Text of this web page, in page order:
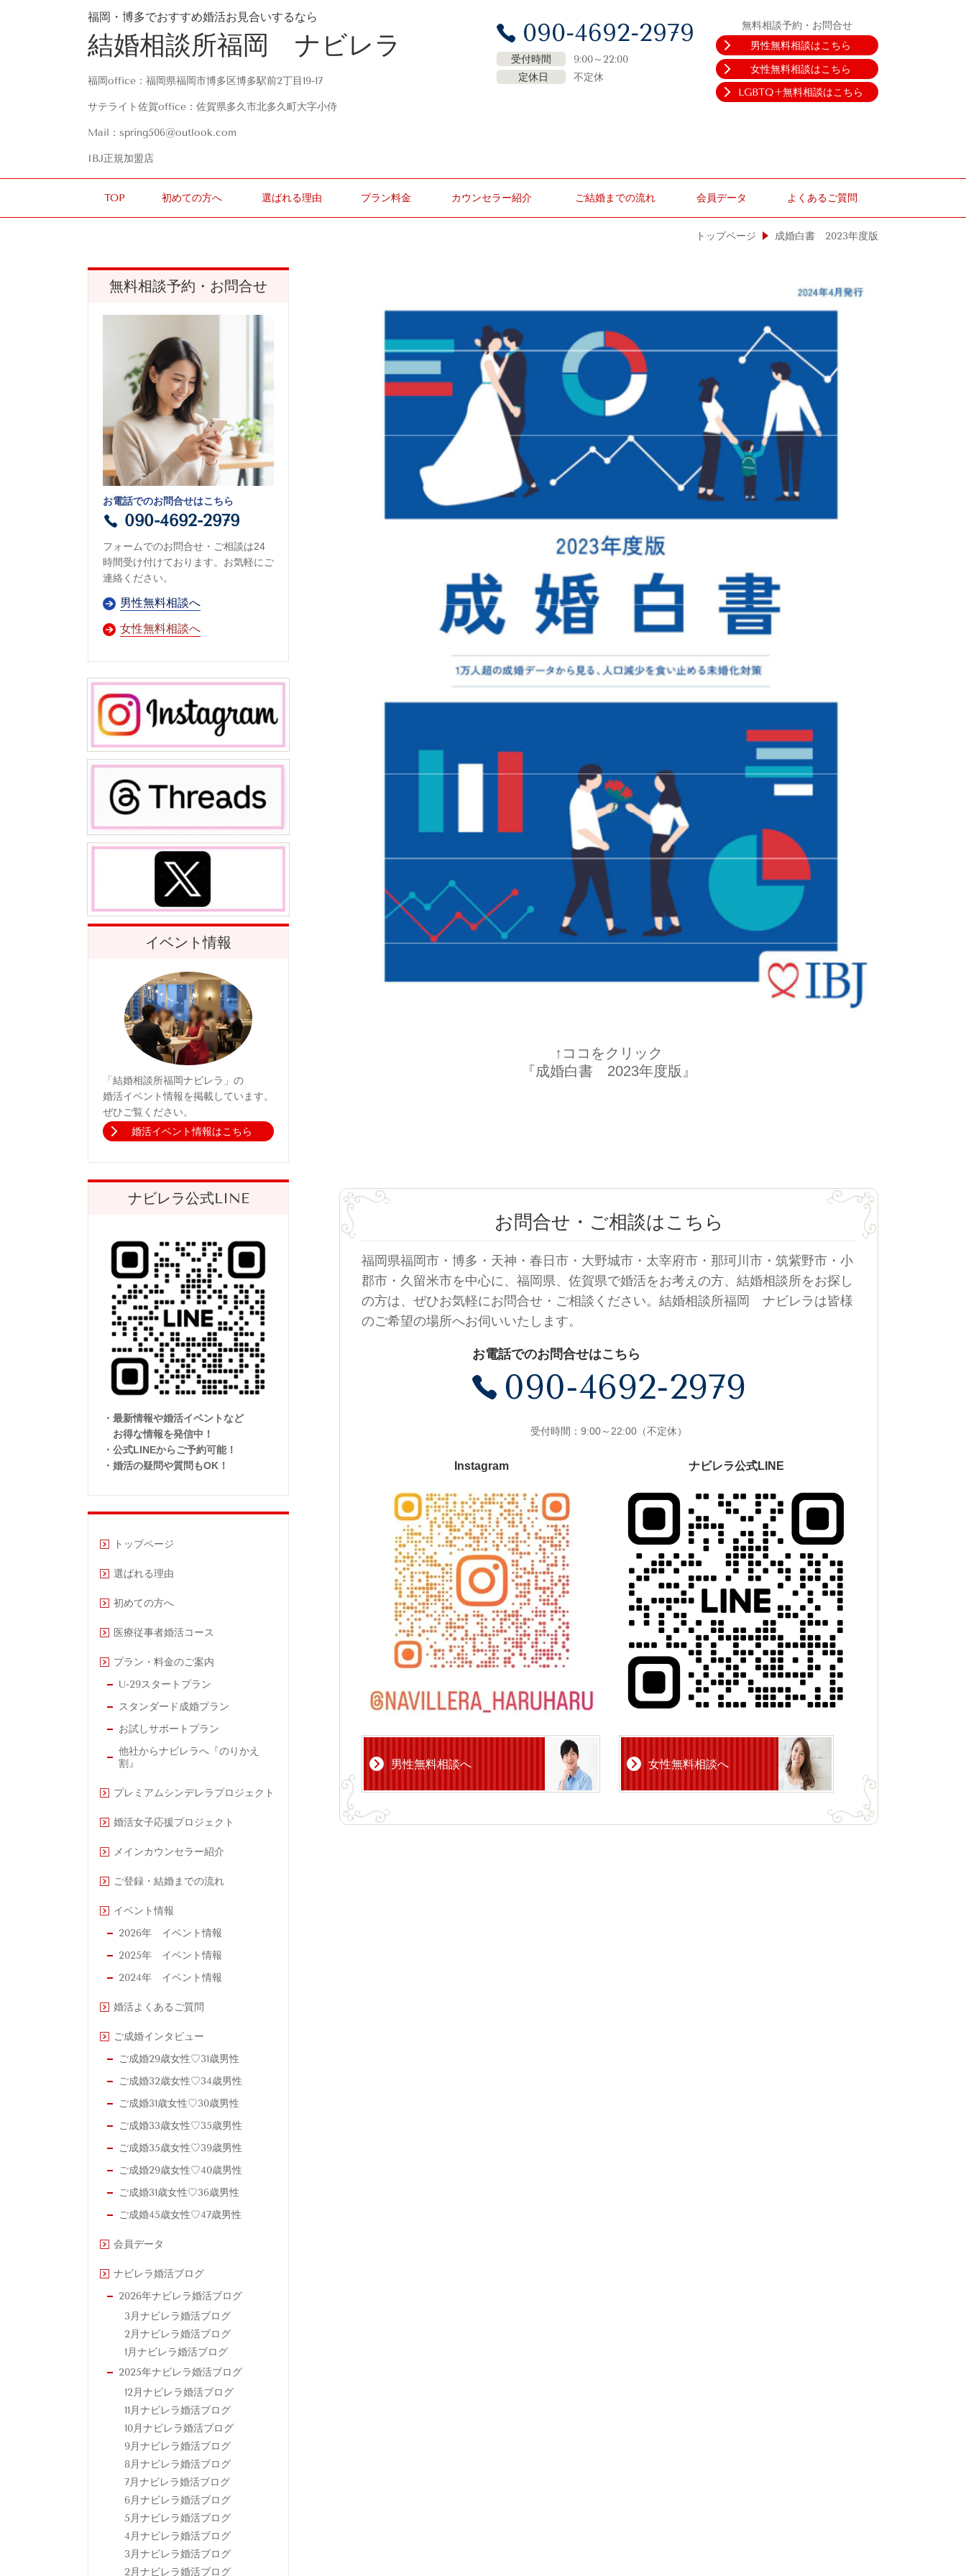
福岡・博多でおすすめ婚活お見合いするなら
結婚相談所福岡 ナビレラ
福岡office：福岡県福岡市博多区博多駅前2丁目19-17
サテライト佐賀office：佐賀県多久市北多久町大字小侍
Mail：spring506@outlook.com
IBJ正規加盟店
090-4692-2979
受付時間
9:00～22:00
定休日
不定休
無料相談予約・お問合せ
男性無料相談はこちら
女性無料相談はこちら
LGBTQ+無料相談はこちら
TOP 初めての方へ 選ばれる理由 プラン料金 カウンセラー紹介 ご結婚までの流れ 会員データ よくあるご質問
トップページ 成婚白書 2023年度版
↑ココをクリック
『成婚白書 2023年度版』
お問合せ・ご相談はこちら
福岡県福岡市・博多・天神・春日市・大野城市・太宰府市・那珂川市・筑紫野市・小
郡市・久留米市を中心に、福岡県、佐賀県で婚活をお考えの方、結婚相談所をお探し
の方は、ぜひお気軽にお問合せ・ご相談ください。結婚相談所福岡 ナビレラは皆様
のご希望の場所へお伺いいたします。
お電話でのお問合せはこちら
090-4692-2979
受付時間：9:00～22:00（不定休）
Instagram ナビレラ公式LINE
男性無料相談へ 女性無料相談へ
無料相談予約・お問合せ
お電話でのお問合せはこちら
090-4692-2979
フォームでのお問合せ・ご相談は24
時間受け付けております。お気軽にご
連絡ください。
男性無料相談へ
女性無料相談へ
イベント情報
「結婚相談所福岡ナビレラ」の
婚活イベント情報を掲載しています。
ぜひご覧ください。
婚活イベント情報はこちら
ナビレラ公式LINE
・最新情報や婚活イベントなど
お得な情報を発信中！
・公式LINEからご予約可能！
・婚活の疑問や質問もOK！
トップページ
選ばれる理由
初めての方へ
医療従事者婚活コース
プラン・料金のご案内
U-29スタートプラン
スタンダード成婚プラン
お試しサポートプラン
他社からナビレラへ『のりかえ
割』
プレミアムシンデレラプロジェクト
婚活女子応援プロジェクト
メインカウンセラー紹介
ご登録・結婚までの流れ
イベント情報
2026年 イベント情報
2025年 イベント情報
2024年 イベント情報
婚活よくあるご質問
ご成婚インタビュー
ご成婚29歳女性♡31歳男性
ご成婚32歳女性♡34歳男性
ご成婚31歳女性♡30歳男性
ご成婚33歳女性♡35歳男性
ご成婚35歳女性♡39歳男性
ご成婚29歳女性♡40歳男性
ご成婚31歳女性♡36歳男性
ご成婚45歳女性♡47歳男性
会員データ
ナビレラ婚活ブログ
2026年ナビレラ婚活ブログ
3月ナビレラ婚活ブログ
2月ナビレラ婚活ブログ
1月ナビレラ婚活ブログ
2025年ナビレラ婚活ブログ
12月ナビレラ婚活ブログ
11月ナビレラ婚活ブログ
10月ナビレラ婚活ブログ
9月ナビレラ婚活ブログ
8月ナビレラ婚活ブログ
7月ナビレラ婚活ブログ
6月ナビレラ婚活ブログ
5月ナビレラ婚活ブログ
4月ナビレラ婚活ブログ
3月ナビレラ婚活ブログ
2月ナビレラ婚活ブログ